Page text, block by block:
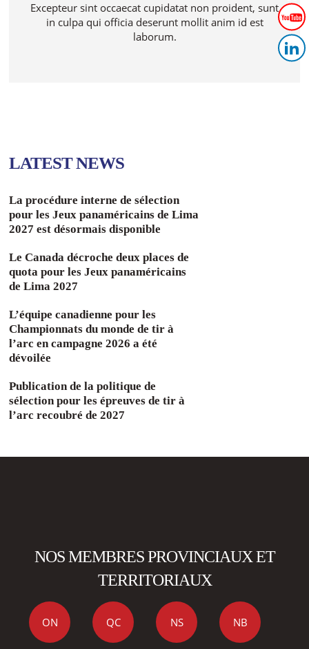
Excepteur sint occaecat cupidatat non proident, sunt
in culpa qui officia deserunt mollit anim id est
laborum.
LATEST NEWS
La procédure interne de sélection
pour les Jeux panaméricains de Lima
2027 est désormais disponible
Le Canada décroche deux places de
quota pour les Jeux panaméricains
de Lima 2027
L’équipe canadienne pour les
Championnats du monde de tir à
l’arc en campagne 2026 a été
dévoilée
Publication de la politique de
sélection pour les épreuves de tir à
l’arc recoubré de 2027
NOS MEMBRES PROVINCIAUX ET
TERRITORIAUX
ON QC NS NB